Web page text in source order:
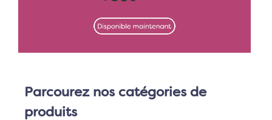
Parcourez nos catégories de
produits